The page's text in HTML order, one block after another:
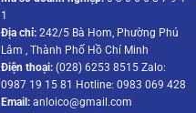
1
Địa chỉ:242/5 Bà Hom, Phường Phú
Lâm , Thành Phố Hồ Chí Minh
Điện thoại:(028) 6253 8515 Zalo:
0987 19 15 81 Hotline: 0983 069 428
Email:anloico@gmail.com